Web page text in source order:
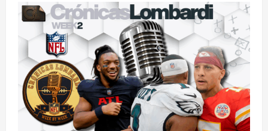
EPISODIO
4×03:
Monday
Night
football
y
Recap
de
la
Jornada
2
con
Rubén
Ibeas-
NFL